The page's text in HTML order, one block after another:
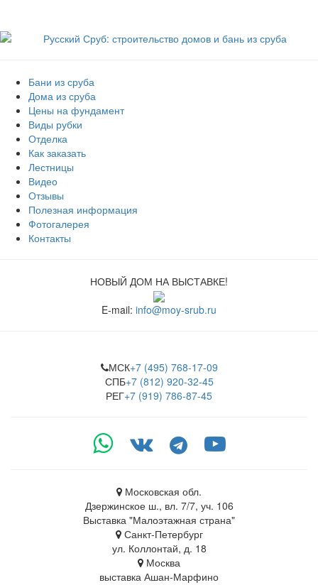
Бани из сруба
Дома из сруба
Цены на фундамент
Виды рубки
Отделка
Как заказать
Лестницы
Видео
Отзывы
Полезная информация
Фотогалерея
Контакты
НОВЫЙ ДОМ НА ВЫСТАВКЕ!
E-mail: info@moy-srub.ru
МСК+7 (495) 768-17-09
СПБ+7 (812) 920-32-45
РЕГ+7 (919) 786-87-45
Московская обл.
Дзержинское ш., вл. 7/7, уч. 106
Выставка "Малоэтажная страна"
Санкт-Петербург
ул. Коллонтай, д. 18
Москва
выставка Ашан-Марфино